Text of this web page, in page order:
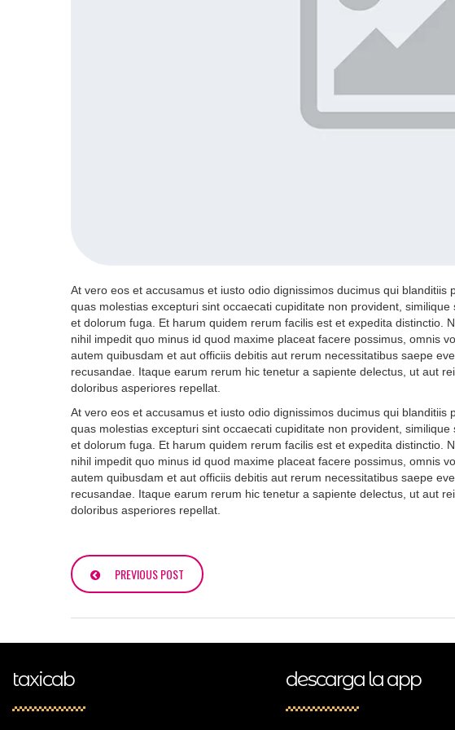
At vero eos et accusamus et iusto odio dignissimos ducimus qui
quas molestias excepturi sint occaecati cupiditate non provident,
et dolorum fuga. Et harum quidem rerum facilis est et expedita distinctio.
nihil impedit quo minus id quod maxime placeat facere possimus, omnis
autem quibusdam et aut officiis debitis aut rerum necessitatibus saepe
recusandae. Itaque earum rerum hic tenetur a sapiente delectus, ut aut
doloribus asperiores repellat.
At vero eos et accusamus et iusto odio dignissimos ducimus qui
quas molestias excepturi sint occaecati cupiditate non provident,
et dolorum fuga. Et harum quidem rerum facilis est et expedita distinctio.
nihil impedit quo minus id quod maxime placeat facere possimus, omnis
autem quibusdam et aut officiis debitis aut rerum necessitatibus saepe
recusandae. Itaque earum rerum hic tenetur a sapiente delectus, ut aut
doloribus asperiores repellat.
PREVIOUS POST
taxicab descarga la app